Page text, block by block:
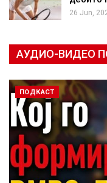
26 Jun,
АУДИО-ВИДЕО
ПОДКАСТ